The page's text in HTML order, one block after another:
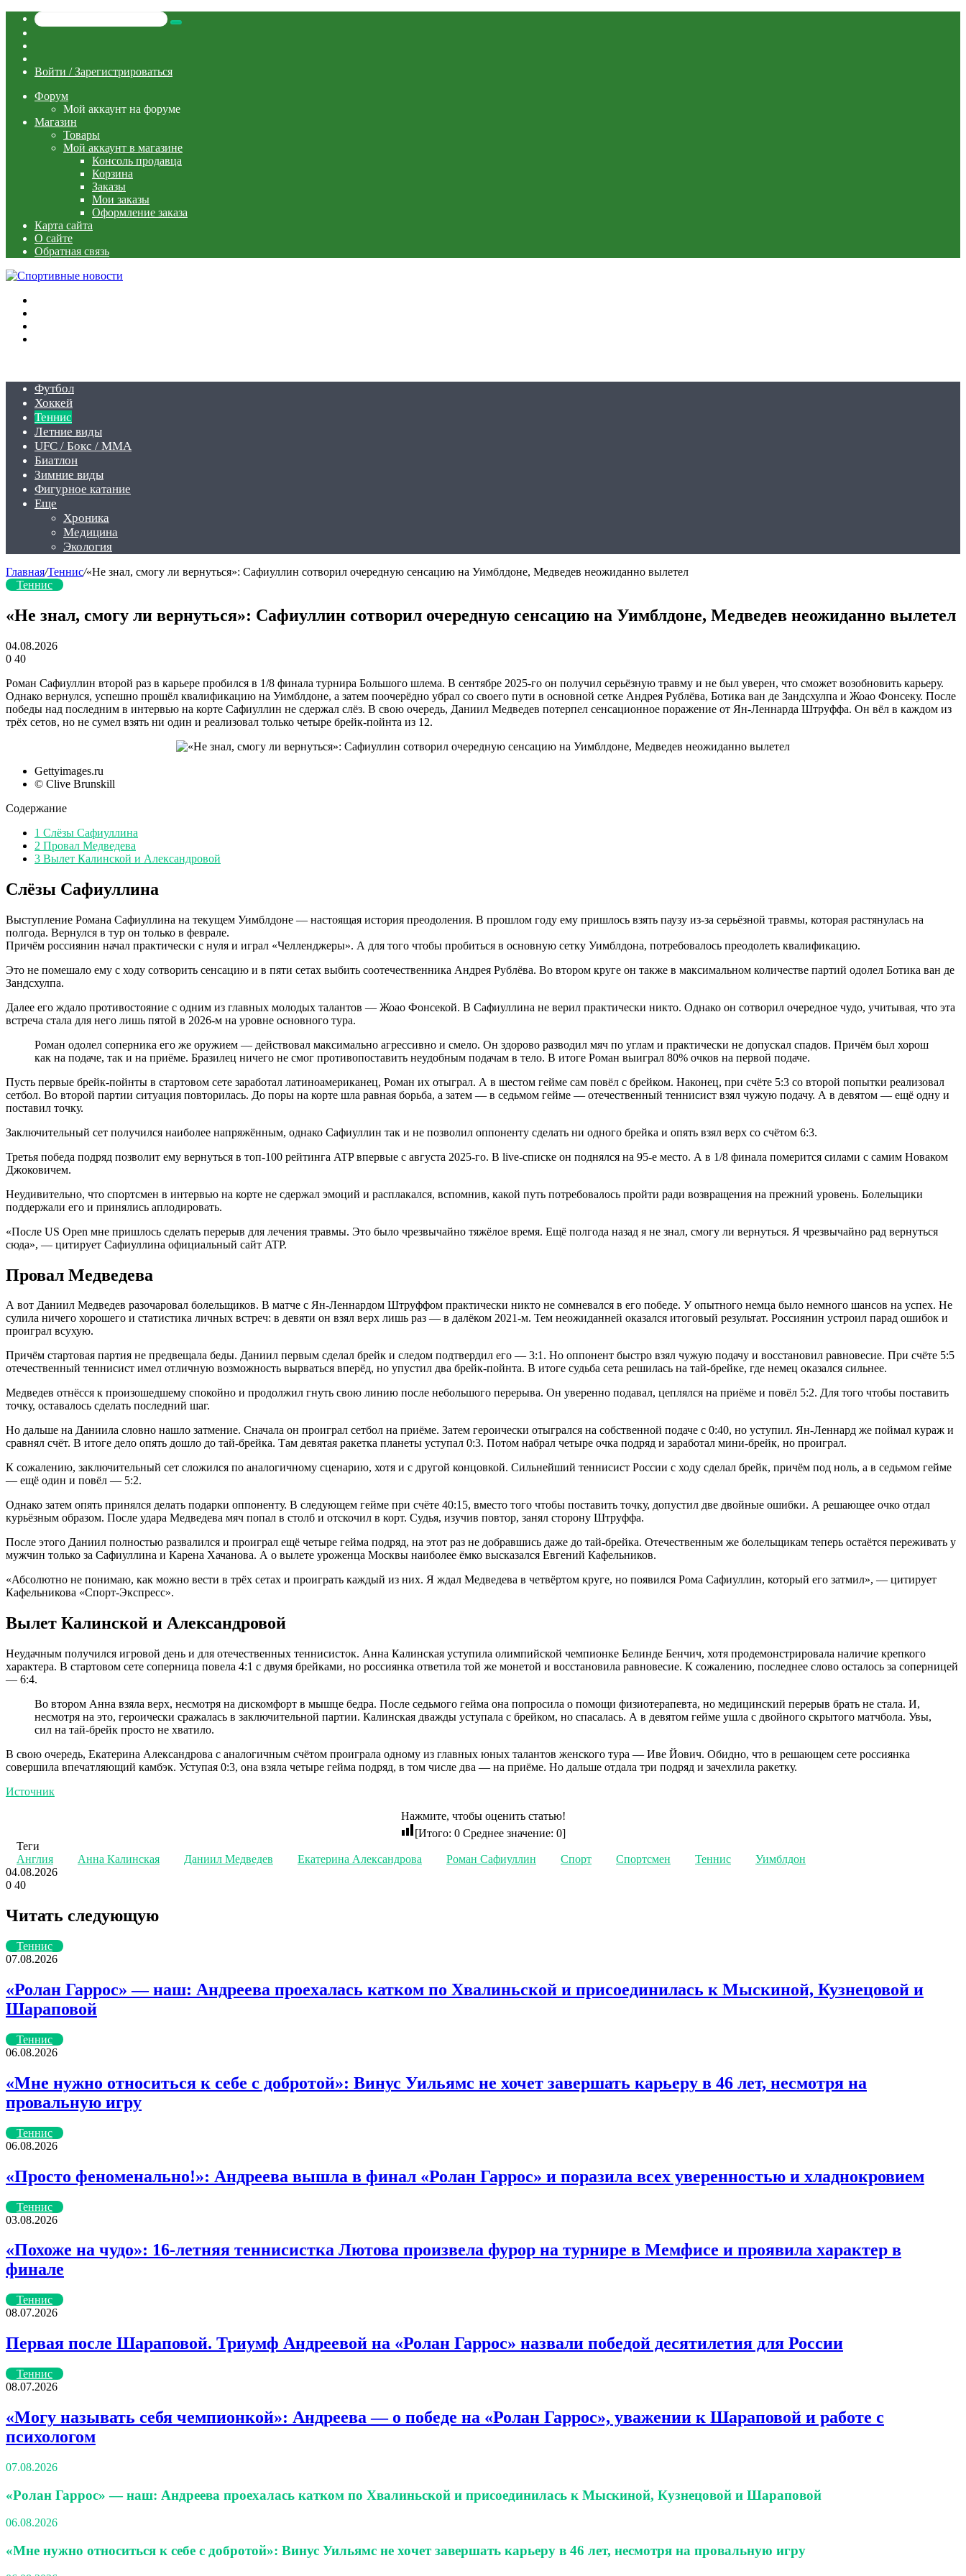
Искать
статья
Войти / Зарегистрироваться
Форум
Мой аккаунт на форуме
Магазин
Товары
Мой аккаунт в магазине
Консоль продавца
Корзина
Заказы
Мои заказы
Оформление заказа
Карта сайта
О сайте
Обратная связь
Футбол
Хоккей
Теннис
Летние виды
UFC / Бокс / MMA
Биатлон
Зимние виды
Фигурное катание
Еще
Хроника
Медицина
Экология
Главная/Теннис/«Не знал, смогу ли вернуться»: Сафиуллин сотворил очередную сенсацию на Уимблдоне, Медведев неожиданно вылетел
Теннис
«Не знал, смогу ли вернуться»: Сафиуллин сотворил очередную сенсацию на Уимблдоне, Медведев неожиданно вылетел
04.08.2026
0 40
Роман Сафиуллин второй раз в карьере пробился в 1/8 финала турнира Большого шлема. В сентябре 2025-го он получил серьёзную травму и не был уверен, что сможет возобновить карьеру.
Однако вернулся, успешно прошёл квалификацию на Уимблдоне, а затем поочерёдно убрал со своего пути в основной сетке Андрея Рублёва, Ботика ван де Зандсхулпа и Жоао Фонсеку. После
победы над последним в интервью на корте Сафиуллин не сдержал слёз. В свою очередь, Даниил Медведев потерпел сенсационное поражение от Ян-Леннарда Штруффа. Он вёл в каждом из
трёх сетов, но не сумел взять ни один и реализовал только четыре брейк-пойнта из 12.
Gettyimages.ru
© Clive Brunskill
Содержание
1 Слёзы Сафиуллина
2 Провал Медведева
3 Вылет Калинской и Александровой
Слёзы Сафиуллина
Выступление Романа Сафиуллина на текущем Уимблдоне — настоящая история преодоления. В прошлом году ему пришлось взять паузу из-за серьёзной травмы, которая растянулась на
полгода. Вернулся в тур он только в феврале.
Причём россиянин начал практически с нуля и играл «Челленджеры». А для того чтобы пробиться в основную сетку Уимблдона, потребовалось преодолеть квалификацию.
Это не помешало ему с ходу сотворить сенсацию и в пяти сетах выбить соотечественника Андрея Рублёва. Во втором круге он также в максимальном количестве партий одолел Ботика ван де
Зандсхулпа.
Далее его ждало противостояние с одним из главных молодых талантов — Жоао Фонсекой. В Сафиуллина не верил практически никто. Однако он сотворил очередное чудо, учитывая, что эта
встреча стала для него лишь пятой в 2026-м на уровне основного тура.
Роман одолел соперника его же оружием — действовал максимально агрессивно и смело. Он здорово разводил мяч по углам и практически не допускал спадов. Причём был хорош
как на подаче, так и на приёме. Бразилец ничего не смог противопоставить неудобным подачам в тело. В итоге Роман выиграл 80% очков на первой подаче.
Пусть первые брейк-пойнты в стартовом сете заработал латиноамериканец, Роман их отыграл. А в шестом гейме сам повёл с брейком. Наконец, при счёте 5:3 со второй попытки реализовал
сетбол. Во второй партии ситуация повторилась. До поры на корте шла равная борьба, а затем — в седьмом гейме — отечественный теннисист взял чужую подачу. А в девятом — ещё одну и
поставил точку.
Заключительный сет получился наиболее напряжённым, однако Сафиуллин так и не позволил оппоненту сделать ни одного брейка и опять взял верх со счётом 6:3.
Третья победа подряд позволит ему вернуться в топ-100 рейтинга ATP впервые с августа 2025-го. В live-списке он поднялся на 95-е место. А в 1/8 финала померится силами с самим Новаком
Джоковичем.
Неудивительно, что спортсмен в интервью на корте не сдержал эмоций и расплакался, вспомнив, какой путь потребовалось пройти ради возвращения на прежний уровень. Болельщики
поддержали его и принялись аплодировать.
«После US Open мне пришлось сделать перерыв для лечения травмы. Это было чрезвычайно тяжёлое время. Ещё полгода назад я не знал, смогу ли вернуться. Я чрезвычайно рад вернуться
сюда», — цитирует Сафиуллина официальный сайт ATP.
Провал Медведева
А вот Даниил Медведев разочаровал болельщиков. В матче с Ян-Леннардом Штруффом практически никто не сомневался в его победе. У опытного немца было немного шансов на успех. Не
сулила ничего хорошего и статистика личных встреч: в девяти он взял верх лишь раз — в далёком 2021-м. Тем неожиданней оказался итоговый результат. Россиянин устроил парад ошибок и
проиграл всухую.
Причём стартовая партия не предвещала беды. Даниил первым сделал брейк и следом подтвердил его — 3:1. Но оппонент быстро взял чужую подачу и восстановил равновесие. При счёте 5:5
отечественный теннисист имел отличную возможность вырваться вперёд, но упустил два брейк-пойнта. В итоге судьба сета решилась на тай-брейке, где немец оказался сильнее.
Медведев отнёсся к произошедшему спокойно и продолжил гнуть свою линию после небольшого перерыва. Он уверенно подавал, цеплялся на приёме и повёл 5:2. Для того чтобы поставить
точку, оставалось сделать последний шаг.
Но дальше на Даниила словно нашло затмение. Сначала он проиграл сетбол на приёме. Затем героически отыгрался на собственной подаче с 0:40, но уступил. Ян-Леннард же поймал кураж и
сравнял счёт. В итоге дело опять дошло до тай-брейка. Там девятая ракетка планеты уступал 0:3. Потом набрал четыре очка подряд и заработал мини-брейк, но проиграл.
К сожалению, заключительный сет сложился по аналогичному сценарию, хотя и с другой концовкой. Сильнейший теннисист России с ходу сделал брейк, причём под ноль, а в седьмом гейме
— ещё один и повёл — 5:2.
Однако затем опять принялся делать подарки оппоненту. В следующем гейме при счёте 40:15, вместо того чтобы поставить точку, допустил две двойные ошибки. А решающее очко отдал
курьёзным образом. После удара Медведева мяч попал в столб и отскочил в корт. Судья, изучив повтор, занял сторону Штруффа.
После этого Даниил полностью развалился и проиграл ещё четыре гейма подряд, на этот раз не добравшись даже до тай-брейка. Отечественным же болельщикам теперь остаётся переживать у
мужчин только за Сафиуллина и Карена Хачанова. А о вылете уроженца Москвы наиболее ёмко высказался Евгений Кафельников.
«Абсолютно не понимаю, как можно вести в трёх сетах и проиграть каждый из них. Я ждал Медведева в четвёртом круге, но появился Рома Сафиуллин, который его затмил», — цитирует
Кафельникова «Спорт-Экспресс».
Вылет Калинской и Александровой
Неудачным получился игровой день и для отечественных теннисисток. Анна Калинская уступила олимпийской чемпионке Белинде Бенчич, хотя продемонстрировала наличие крепкого
характера. В стартовом сете соперница повела 4:1 с двумя брейками, но россиянка ответила той же монетой и восстановила равновесие. К сожалению, последнее слово осталось за соперницей
— 6:4.
Во втором Анна взяла верх, несмотря на дискомфорт в мышце бедра. После седьмого гейма она попросила о помощи физиотерапевта, но медицинский перерыв брать не стала. И,
несмотря на это, героически сражалась в заключительной партии. Калинская дважды уступала с брейком, но спасалась. А в девятом гейме ушла с двойного скрытого матчбола. Увы,
сил на тай-брейк просто не хватило.
В свою очередь, Екатерина Александрова с аналогичным счётом проиграла одному из главных юных талантов женского тура — Иве Йович. Обидно, что в решающем сете россиянка
совершила впечатляющий камбэк. Уступая 0:3, она взяла четыре гейма подряд, в том числе два — на приёме. Но дальше отдала три подряд и зачехлила ракетку.
Источник
Нажмите, чтобы оценить статью!
[Итого: 0 Среднее значение: 0]
Теги
Англия
Анна Калинская Даниил Медведев Екатерина Александрова Роман Сафиуллин Спорт Спортсмен Теннис
Уимблдон
04.08.2026
0 40
через
электронную
Читать следующую
Теннис
07.08.2026
«Ролан Гаррос» — наш: Андреева проехалась катком по Хвалиньской и присоединилась к Мыскиной, Кузнецовой и
Шараповой
Теннис
06.08.2026
«Мне нужно относиться к себе с добротой»: Винус Уильямс не хочет завершать карьеру в 46 лет, несмотря на
провальную игру
Теннис
06.08.2026
«Просто феноменально!»: Андреева вышла в финал «Ролан Гаррос» и поразила всех уверенностью и хладнокровием
Теннис
03.08.2026
«Похоже на чудо»: 16-летняя теннисистка Лютова произвела фурор на турнире в Мемфисе и проявила характер в
финале
Теннис
08.07.2026
Первая после Шараповой. Триумф Андреевой на «Ролан Гаррос» назвали победой десятилетия для России
Теннис
08.07.2026
«Могу называть себя чемпионкой»: Андреева — о победе на «Ролан Гаррос», уважении к Шараповой и работе с
психологом
07.08.2026
«Ролан Гаррос» — наш: Андреева проехалась катком по Хвалиньской и присоединилась к Мыскиной, Кузнецовой и Шараповой
06.08.2026
«Мне нужно относиться к себе с добротой»: Винус Уильямс не хочет завершать карьеру в 46 лет, несмотря на провальную игру